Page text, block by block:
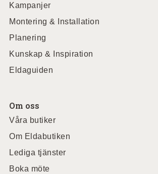
Kampanjer
Montering & Installation
Planering
Kunskap & Inspiration
Eldaguiden
Om oss
Våra butiker
Om Eldabutiken
Lediga tjänster
Boka möte